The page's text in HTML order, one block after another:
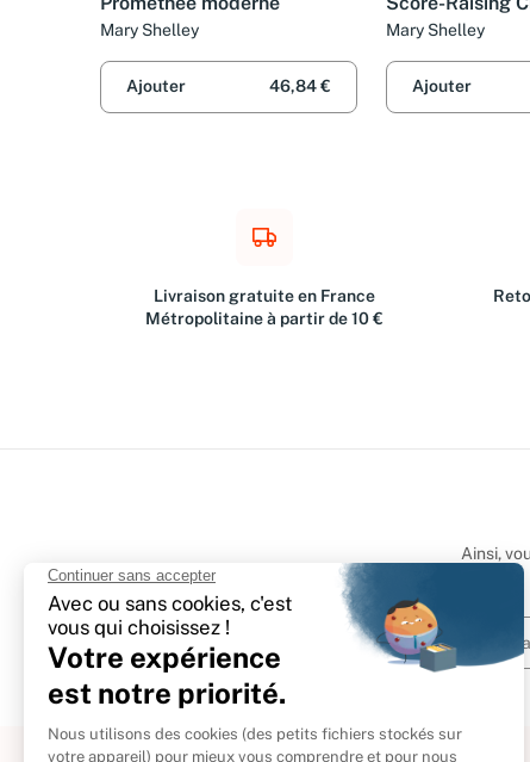
Mary Shelley
Ajouter 46,84 €
Mary Shelley
Ajouter
Livraison gratuite en France
Métropolitaine à partir de 10 €
Ainsi,